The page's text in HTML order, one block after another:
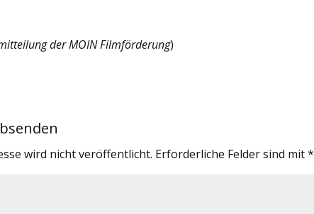
der MOIN Filmförderung)
wird nicht veröffentlicht. Erforderliche Felder sind mit*